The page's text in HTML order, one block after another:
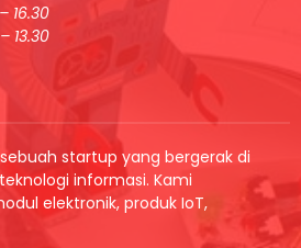
16.30
startup yang bergerak di
informasi. Kami
elektronik, produk IoT,